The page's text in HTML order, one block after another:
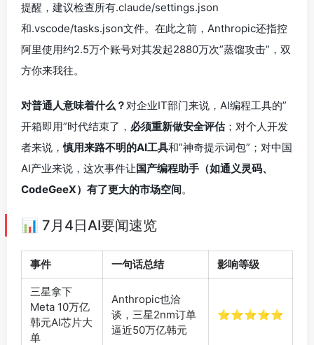
提醒，建议检查所有.claude/settings.json
和.vscode/tasks.json文件。在此之前，Anthropic还指控
阿里使用约2.5万个账号对其发起2880万次”蒸馏攻击”，双
方你来我往。
对普通人意味着什么？对企业IT部门来说，AI编程工具的”
开箱即用”时代结束了， 必须重新做安全评估；对个人开发
者来说，慎用来路不明的AI工具和”神奇提示词包”；对中国
AI产业来说，这次事件让国产编程助手（如通义灵码、
CodeGeeX）有了更大的市场空间。
📊 7月4日AI要闻速览
事件 一句话总结 影响等级
三星拿下
Meta 10万亿
韩元AI芯片大
单
Anthropic也洽
谈，三星2nm订单
逼近50万亿韩元
⭐⭐⭐⭐⭐